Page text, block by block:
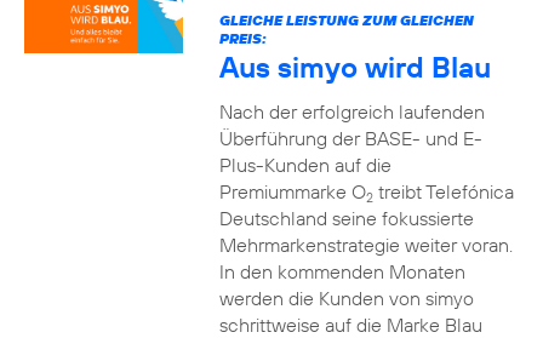
GLEICHE LEISTUNG ZUM GLEICHEN
PREIS:
Aus simyo wird Blau
Nach der erfolgreich laufenden
Überführung der BASE- und E-
Plus-Kunden auf die
Premiummarke O2treibt Telefónica
Deutschland seine fokussierte
Mehrmarkenstrategie weiter voran.
In den kommenden Monaten
werden die Kunden von simyo
schrittweise auf die Marke Blau